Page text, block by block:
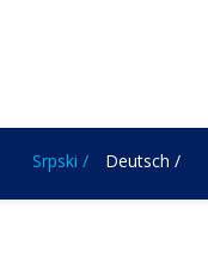
Srpski / Deutsch /